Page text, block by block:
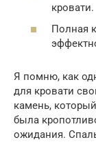
кровати.
Полная
Я помню, как
для кровати
камень,
была
ожидания.